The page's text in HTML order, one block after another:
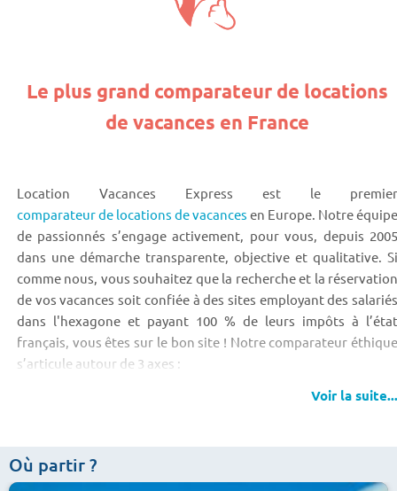
Le plus grand comparateur de locations
de vacances en France
Location Vacances Express est le
comparateur de locations de vacances en Europe. Notre
de passionnés s’engage activement, pour vous, depuis
dans une démarche transparente, objective et qualitative.
comme nous, vous souhaitez que la recherche et la
de vos vacances soit confiée à des sites employant des
dans l'hexagone et payant 100 % de leurs impôts à
français, vous êtes sur le bon site ! Notre comparateur
s’articule autour de 3 axes :
- Proposer le meilleur prix garanti sans commission et
- Mettre en avant le prix le plus bas en comparant plus de 1
000 séjours.
Voir la
Où partir ?